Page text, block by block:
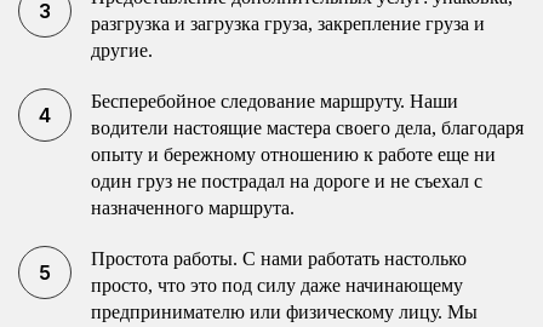
разгрузка и загрузка груза, закрепление груза и
другие.
Бесперебойное следование маршруту. Наши
водители настоящие мастера своего дела, благодаря
опыту и бережному отношению к работе еще ни
один груз не пострадал на дороге и не съехал с
назначенного маршрута.
Простота работы. С нами работать настолько
просто, что это под силу даже начинающему
предпринимателю или физическому лицу. Мы